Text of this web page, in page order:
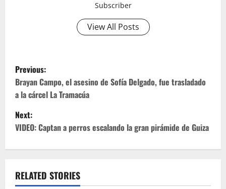
Subscriber
View All Posts
P
o
s
t
n
a
Previous:
Brayan Campo, el asesino de Sofía Delgado, fue trasladado
a la cárcel La Tramacúa
Next:
VIDEO: Captan a perros escalando la gran pirámide de Guiza
RELATED STORIES